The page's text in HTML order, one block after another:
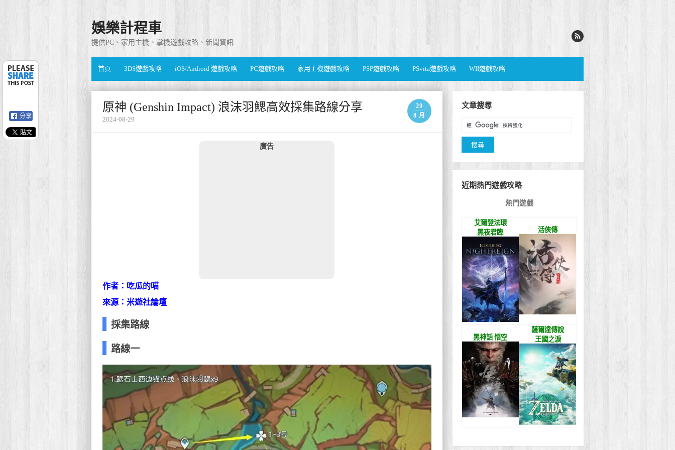
娛樂計程車
提供PC、家用主機、掌機遊戲攻略、新聞資訊
首頁 3DS遊戲攻略 iOS/Android 遊戲攻略 PC遊戲攻略 家用主機遊戲攻略 PSP遊戲攻略 PSvita遊戲攻略 WII遊戲攻略
原神 (Genshin Impact) 浪沫羽鰓高效採集路線分享
29
8 月
2024-08-29
廣告
作者：吃瓜的喵
來源：米遊社論壇
採集路線
路線一
文章搜尋
近期熱門遊戲攻略
熱門遊戲
艾爾登法環
黑夜君臨
活俠傳
黑神話 悟空
薩爾達傳說
王國之淚
分享